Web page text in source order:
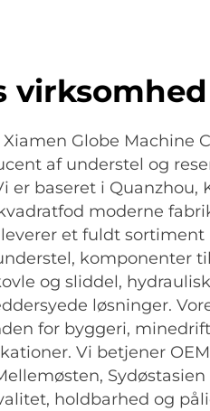
virksomhed
Globe Machine
af understel og
er baseret i Quanzhou,
moderne
et fuldt sortiment
komponenter
og sliddel,
løsninger.
for byggeri,
Vi betjener
holdbarhed og